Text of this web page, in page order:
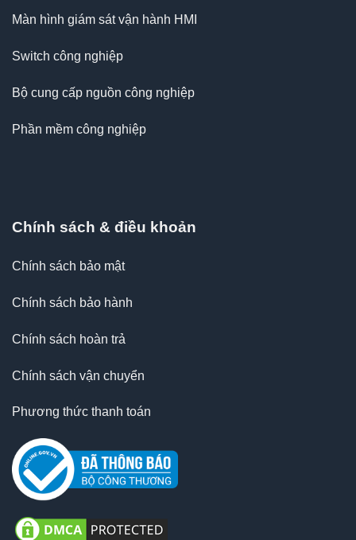
Màn hình giám sát vận hành HMI
Switch công nghiệp
Bộ cung cấp nguồn công nghiệp
Phần mềm công nghiệp
Chính sách & điều khoản
Chính sách bảo mật
Chính sách bảo hành
Chính sách hoàn trả
Chính sách vận chuyển
Phương thức thanh toán